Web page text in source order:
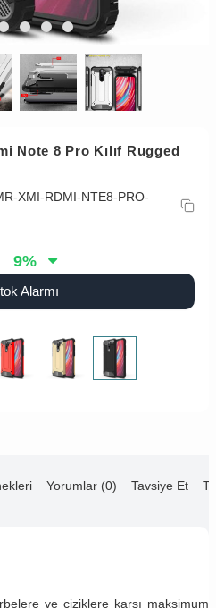
Note 8 Pro Kılıf Rugged
XMI-RDMI-NTE8-PRO-
9%
Alarmı
Yorumlar (0) Tavsiye Et
ve çiziklere karşı maksimum